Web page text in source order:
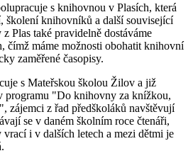
s knihovnou v Plasích, která
školení knihovníků a další související
Plas také pravidelně dostáváme
čímž máme možnosti obohatit knihovní
zaměřené časopisy.
s Mateřskou školou Žilov a již
programu "Do knihovny za knížkou,
zájemci z řad předškoláků navštěvují
se v daném školním roce čtenáři,
i v dalších letech a mezi dětmi je